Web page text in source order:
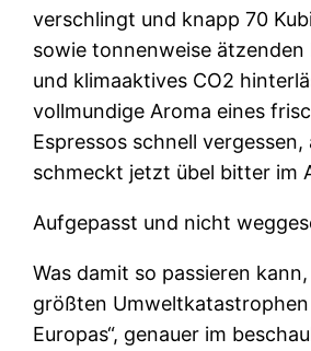
verschlingt und knapp 70
sowie tonnenweise ätzenden
und klimaaktives CO2
vollmundige Aroma eines
Espressos schnell vergessen,
schmeckt jetzt übel bitter im
Aufgepasst und nicht
Was damit so passieren
größten Umweltkatastrophen
Europas“, genauer im